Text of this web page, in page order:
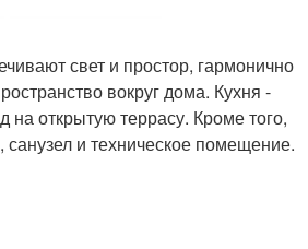
свет и простор, гармонично
вокруг дома. Кухня -
на открытую террасу. Кроме того,
и техническое помещение.